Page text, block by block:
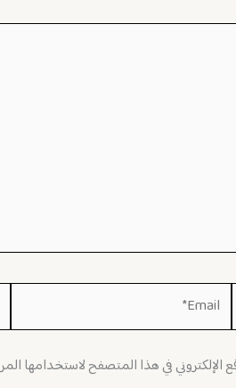
Email*
في هذا المتصفح لاستخدامها